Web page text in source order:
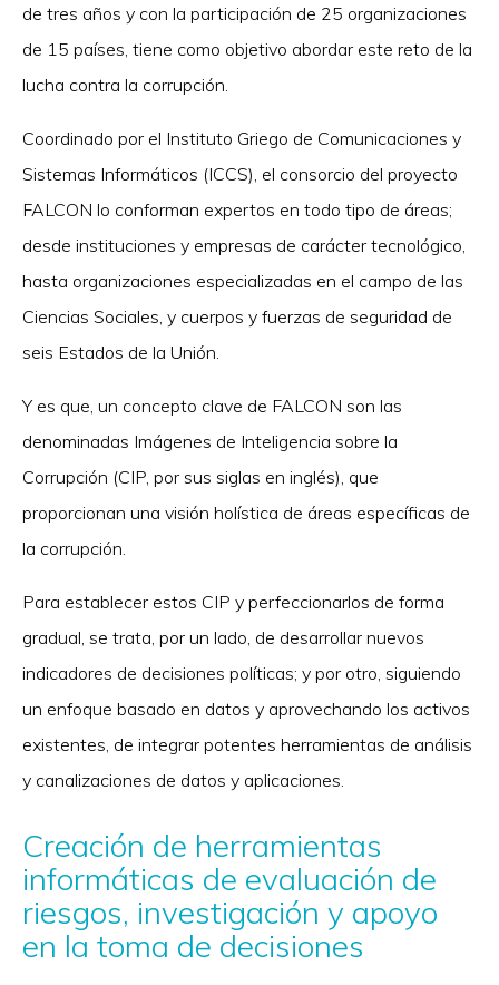
de tres años y con la participación de 25 organizaciones
de 15 países, tiene como objetivo abordar este reto de la
lucha contra la corrupción.
Coordinado por el Instituto Griego de Comunicaciones y
Sistemas Informáticos (ICCS), el consorcio del proyecto
FALCON lo conforman expertos en todo tipo de áreas;
desde instituciones y empresas de carácter tecnológico,
hasta organizaciones especializadas en el campo de las
Ciencias Sociales, y cuerpos y fuerzas de seguridad de
seis Estados de la Unión.
Y es que, un concepto clave de FALCON son las
denominadas Imágenes de Inteligencia sobre la
Corrupción (CIP, por sus siglas en inglés), que
proporcionan una visión holística de áreas específicas de
la corrupción.
Para establecer estos CIP y perfeccionarlos de forma
gradual, se trata, por un lado, de desarrollar nuevos
indicadores de decisiones políticas; y por otro, siguiendo
un enfoque basado en datos y aprovechando los activos
existentes, de integrar potentes herramientas de análisis
y canalizaciones de datos y aplicaciones.
Creación de herramientas
informáticas de evaluación de
riesgos, investigación y apoyo
en la toma de decisiones